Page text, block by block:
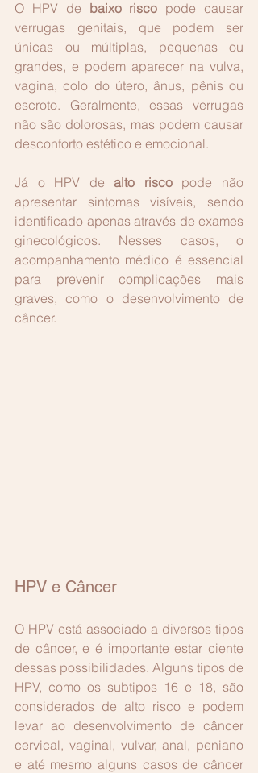
O HPV de baixo risco pode causar
verrugas genitais, que podem ser
únicas ou múltiplas, pequenas ou
grandes, e podem aparecer na vulva,
vagina, colo do útero, ânus, pênis ou
escroto. Geralmente, essas verrugas
não são dolorosas, mas podem causar
desconforto estético e emocional.
Já o HPV de alto risco pode não
apresentar sintomas visíveis, sendo
identificado apenas através de exames
ginecológicos. Nesses casos, o
acompanhamento médico é essencial
para prevenir complicações mais
graves, como o desenvolvimento de
câncer.
HPV e Câncer
O HPV está associado a diversos tipos
de câncer, e é importante estar ciente
dessas possibilidades. Alguns tipos de
HPV, como os subtipos 16 e 18, são
considerados de alto risco e podem
levar ao desenvolvimento de câncer
cervical, vaginal, vulvar, anal, peniano
e até mesmo alguns casos de câncer